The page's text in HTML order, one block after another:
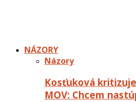
NÁZORY
Názory
Kosťuková
MOV: Chcem